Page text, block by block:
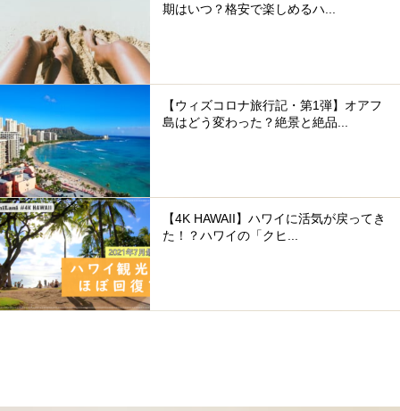
期はいつ？格安で楽しめるハ...
【ウィズコロナ旅行記・第1弾】オアフ
島はどう変わった？絶景と絶品...
【4K HAWAII】ハワイに活気が戻ってき
た！？ハワイの「クヒ...